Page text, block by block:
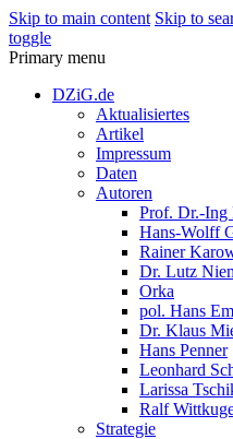
Skip to main content Skip to
toggle
Primary menu
DZiG.de
Aktualisiertes
Artikel
Impressum
Daten
Autoren
Prof. Dr.-Ing
Hans-Wolff
Rainer
Dr. Lutz
Orka
pol. Hans
Dr. Klaus
Hans Penner
Leonhard
Larissa
Ralf
Strategie